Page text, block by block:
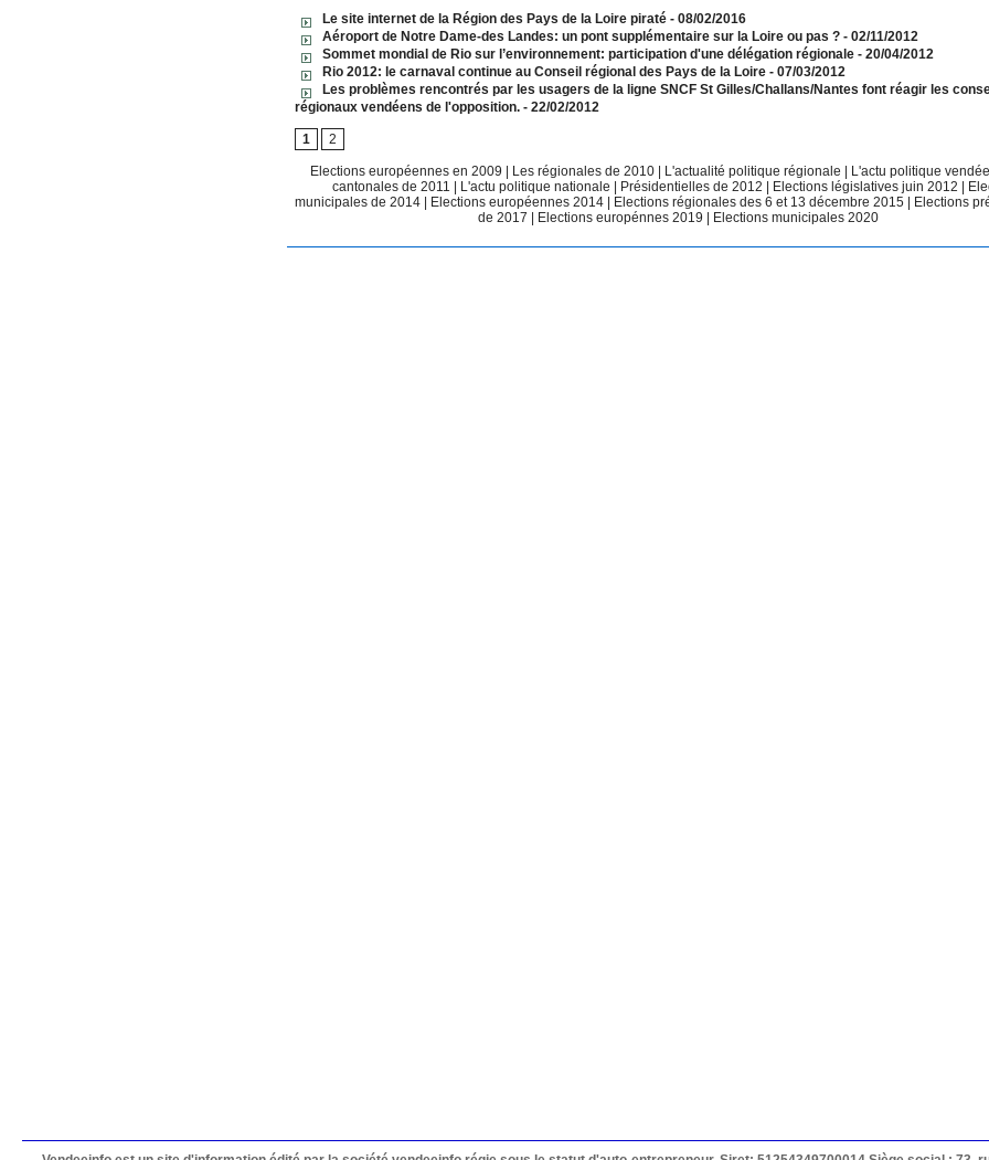
Le site internet de la Région des Pays de la Loire piraté - 08/02/2016
Aéroport de Notre Dame-des Landes: un pont supplémentaire sur la Loire ou pas ? - 02/11/2012
Sommet mondial de Rio sur l’environnement: participation d'une délégation régionale - 20/04/2012
Rio 2012: le carnaval continue au Conseil régional des Pays de la Loire- 07/03/2012
Les problèmes rencontrés par les usagers de la ligne SNCF St Gilles/Challans/Nantes font réagir les
régionaux vendéens de l'opposition. - 22/02/2012
1 2
Elections européennes en 2009 Les régionales de 2010 L'actualité politique régionale L'actu politique
cantonales de 2011
L'actu politique nationale Présidentielles de 2012 Elections législatives juin 2012
municipales de 2014
Elections européennes 2014 Elections régionales des 6 et 13 décembre 2015
Elections
de 2017
Elections europénnes 2019 Elections municipales 2020